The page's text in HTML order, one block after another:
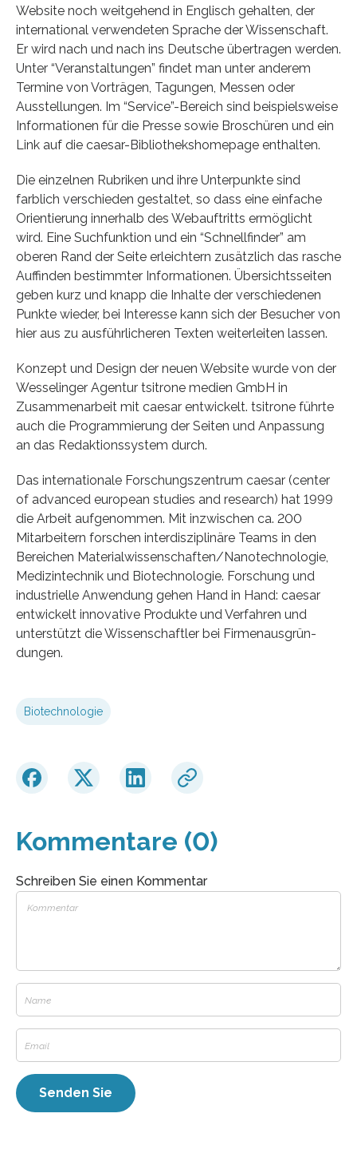
Website noch weitgehend in Englisch gehalten, der
international verwendeten Sprache der Wissen­schaft.
Er wird nach und nach ins Deutsche übertragen werden.
Unter “Veranstaltungen” findet man unter anderem
Termine von Vorträgen, Tagungen, Messen oder
Ausstellungen. Im “Service”-Bereich sind beispiels­weise
Informationen für die Presse sowie Broschüren und ein
Link auf die caesar-Bibliothekshomepage enthalten.
Die einzelnen Rubriken und ihre Unterpunkte sind
farblich verschieden gestaltet, so dass eine einfache
Orientierung innerhalb des Webauftritts ermöglicht
wird. Eine Suchfunktion und ein “Schnellfinder” am
oberen Rand der Seite erleichtern zusätzlich das rasche
Auffinden bestimmter Informationen. Übersichtsseiten
geben kurz und knapp die Inhalte der verschiedenen
Punkte wieder, bei Interesse kann sich der Besucher von
hier aus zu ausführlicheren Texten weiterleiten lassen.
Konzept und Design der neuen Website wurde von der
Wesselinger Agentur tsitrone medien GmbH in
Zusammenarbeit mit caesar entwickelt. tsitrone führte
auch die Programmierung der Seiten und Anpassung
an das Redaktionssystem durch.
Das internationale Forschungszentrum caesar (center
of advanced european studies and research) hat 1999
die Arbeit auf­genommen. Mit inzwi­schen ca. 200
Mitarbeitern forschen interdisziplinäre Teams in den
Bereichen Material­wissen­schaften/Nanotechnologie,
Medizintechnik und Biotechnologie. Forschung und
industrielle Anwendung gehen Hand in Hand: caesar
entwickelt innovative Produkte und Verfahren und
unterstützt die Wissenschaftler bei Firmenaus­grün­
dungen.
Biotechnologie
Kommentare (0)
Schreiben Sie einen Kommentar